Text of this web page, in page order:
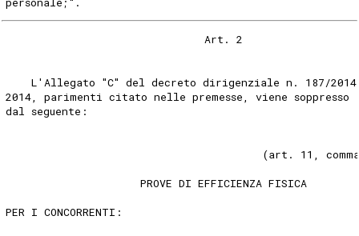
                               Art. 2
L'Allegato "C" del decreto dirigenziale n. 187/
2014, parimenti citato nelle premesse, viene
dal seguente:
(art. 11,
                     PROVE DI EFFICIENZA FISICA
PER I CONCORRENTI: